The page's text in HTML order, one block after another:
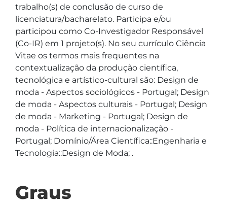
trabalho(s) de conclusão de curso de
licenciatura/bacharelato. Participa e/ou
participou como Co-Investigador Responsável
(Co-IR) em 1 projeto(s). No seu currículo Ciência
Vitae os termos mais frequentes na
contextualização da produção científica,
tecnológica e artístico-cultural são: Design de
moda - Aspectos sociológicos - Portugal; Design
de moda - Aspectos culturais - Portugal; Design
de moda - Marketing - Portugal; Design de
moda - Política de internacionalização -
Portugal; Domínio/Área Científica::Engenharia e
Tecnologia::Design de Moda; .
Graus